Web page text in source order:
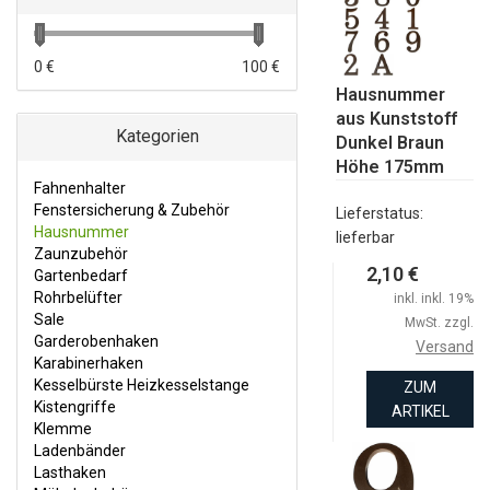
KISTENGRIFFE
KLEMME
LASTHAKEN
MÖBELZUBEHÖR
REGALTRÄGER KONSOLSTÜTZE
SCHATULLEN-VERSCHLÜSSE
SCHLÖSSER
SCHMIEDEEISEN BESCHLÄGE
0 € 100 €
Kategorien
Fahnenhalter
Fenstersicherung & Zubehör
Hausnummer
Zaunzubehör
Gartenbedarf
Rohrbelüfter
Sale
Garderobenhaken
Karabinerhaken
Kesselbürste Heizkesselstange
Kistengriffe
Klemme
Ladenbänder
Lasthaken
Hausnummer
aus Kunststoff
Dunkel Braun
Höhe 175mm
Lieferstatus:
lieferbar
2,10 €
inkl. inkl. 19%
MwSt. zzgl.
Versand
ZUM
ARTIKEL